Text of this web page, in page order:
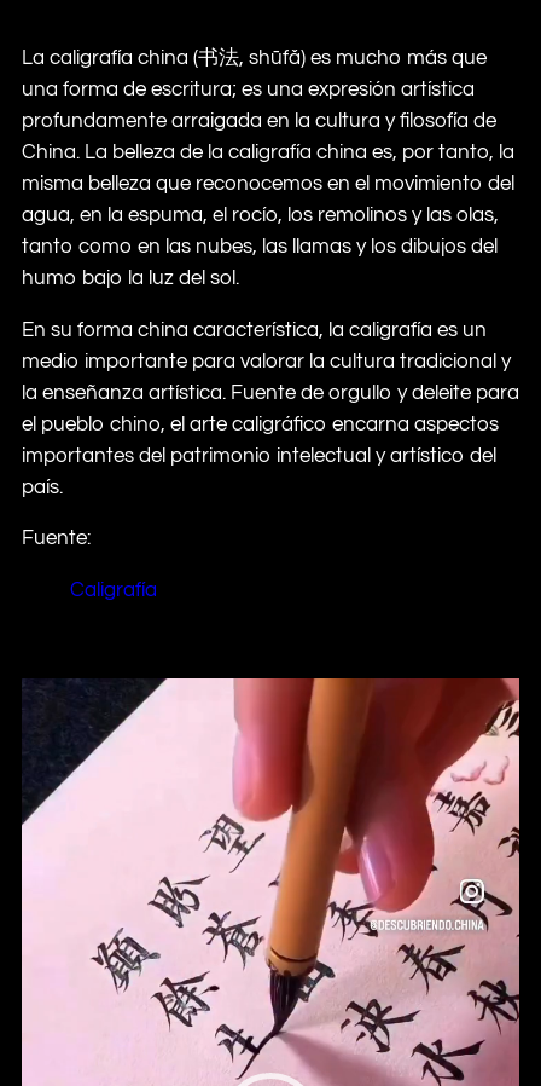
La caligrafía china (书法, shūfǎ) es mucho más que
una forma de escritura; es una expresión artística
profundamente arraigada en la cultura y filosofía de
China. La belleza de la caligrafía china es, por tanto, la
misma belleza que reconocemos en el movimiento del
agua, en la espuma, el rocío, los remolinos y las olas,
tanto como en las nubes, las llamas y los dibujos del
humo bajo la luz del sol.
En su forma china característica, la caligrafía es un
medio importante para valorar la cultura tradicional y
la enseñanza artística. Fuente de orgullo y deleite para
el pueblo chino, el arte caligráfico encarna aspectos
importantes del patrimonio intelectual y artístico del
país.
Fuente:
Caligrafía
Reproductor
de
vídeo